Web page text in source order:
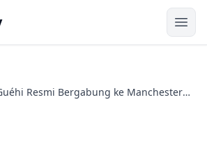
Resmi Bergabung ke Manchester